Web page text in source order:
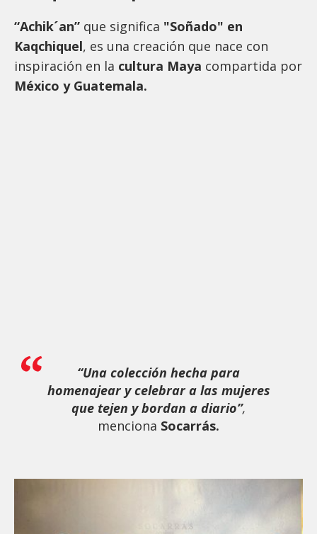
“Achik´an” que significa "Soñado" en
Kaqchiquel, es una creación que nace con
inspiración en la cultura Maya compartida por
México y Guatemala.
“Una colección hecha para
homenajear y celebrar a las mujeres
que tejen y bordan a diario”,
menciona Socarrás.